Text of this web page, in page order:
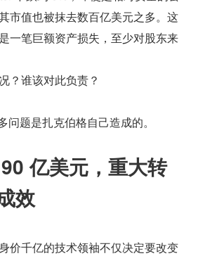
市值也被抹去数百亿美元之多。这
一笔巨额资产损失，至少对股东来
？谁该对此负责？
问题是扎克伯格自己造成的。
亿美元，重大转
效
价千亿的技术领袖不仅决定要改变